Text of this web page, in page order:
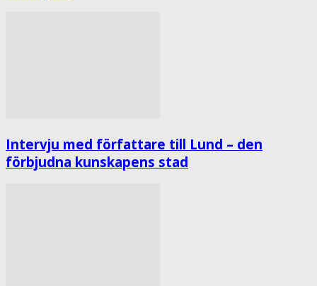
Intervju med författare till Lund – den
förbjudna kunskapens stad